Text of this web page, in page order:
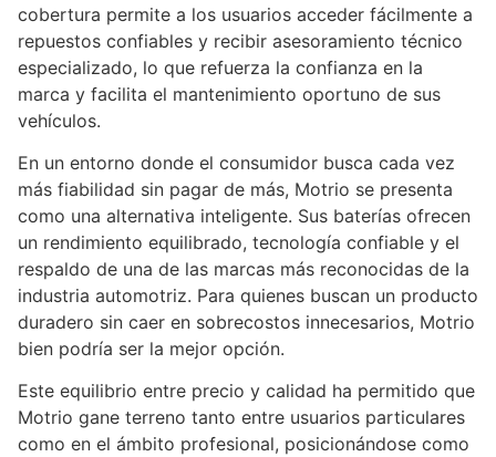
cobertura permite a los usuarios acceder fácilmente a
repuestos confiables y recibir asesoramiento técnico
especializado, lo que refuerza la confianza en la
marca y facilita el mantenimiento oportuno de sus
vehículos.
En un entorno donde el consumidor busca cada vez
más fiabilidad sin pagar de más, Motrio se presenta
como una alternativa inteligente. Sus baterías ofrecen
un rendimiento equilibrado, tecnología confiable y el
respaldo de una de las marcas más reconocidas de la
industria automotriz. Para quienes buscan un producto
duradero sin caer en sobrecostos innecesarios, Motrio
bien podría ser la mejor opción.
Este equilibrio entre precio y calidad ha permitido que
Motrio gane terreno tanto entre usuarios particulares
como en el ámbito profesional, posicionándose como